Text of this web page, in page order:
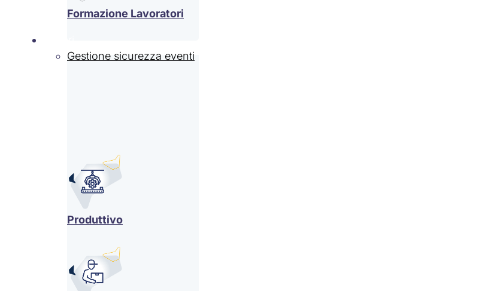
Formazione Lavoratori
Gestione sicurezza eventi
Produttivo